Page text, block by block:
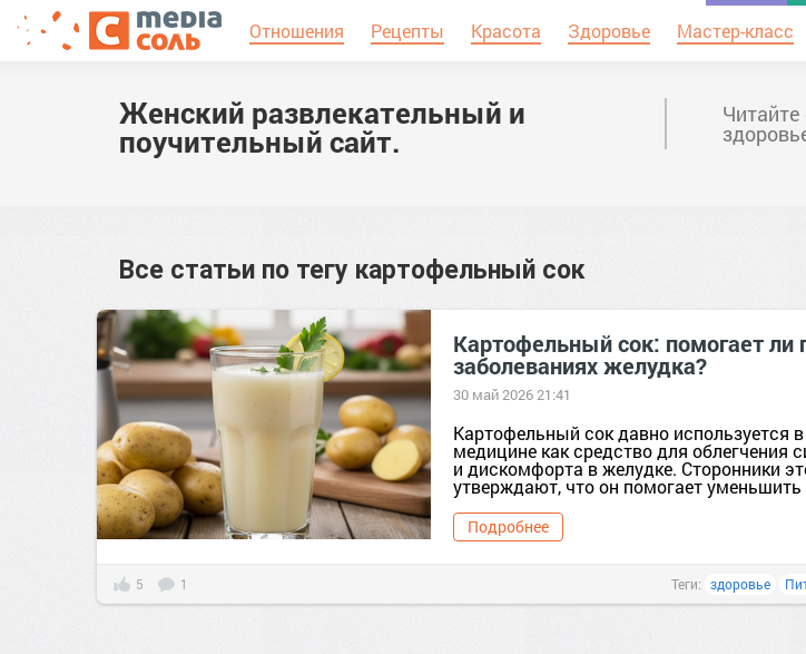
Отношения Рецепты Красота Здоровье Мастер-класс
Женский развлекательный и
поучительный сайт.
Все статьи по тегу картофельный сок
Картофельный сок: помогает ли
заболеваниях желудка?
30 май 2026 21:41
Картофельный сок давно используется
медицине как средство для облегчения
и дискомфорта в желудке. Сторонники
утверждают, что он помогает уменьшить
Подробнее
5 1 Теги: здоровье